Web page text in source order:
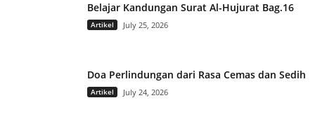
Belajar Kandungan Surat Al-Hujurat Bag.16
Artikel July 25, 2026
Doa Perlindungan dari Rasa Cemas dan Sedih
Artikel July 24, 2026